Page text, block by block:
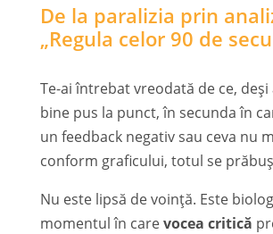
De la paralizia prin
„Regula celor 90 de
Te-ai întrebat vreodată de ce, deși
bine pus la punct, în secunda în
un feedback negativ sau ceva nu
conform graficului, totul se
Nu este lipsă de voință. Este
momentul în carevocea critică